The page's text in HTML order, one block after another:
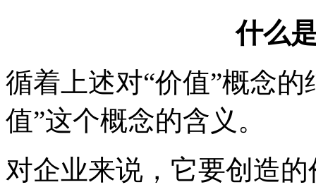
什么
循着上述对“价值”概念
值”这个概念的含义。
对企业来说，它要创造